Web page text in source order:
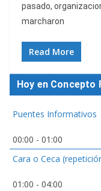
pasado,
marcharon
Read More
Hoy en Concepto
Puentes Informativos
00:00 - 01:00
Cara o Ceca
01:00 - 04:00